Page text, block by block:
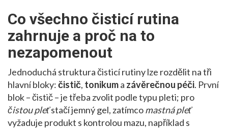
Co všechno čisticí rutina
zahrnuje a proč na to
nezapomenout
Jednoduchá struktura čisticí rutiny lze rozdělit na tři
hlavní bloky:čistič, tonikuma závěrečnou péči. První
blok – čistič – je třeba zvolit podle typu pleti; pro
čistou pleťstačí jemný gel, zatímcomastná pleť
vyžaduje produkt s kontrolou mazu, například s